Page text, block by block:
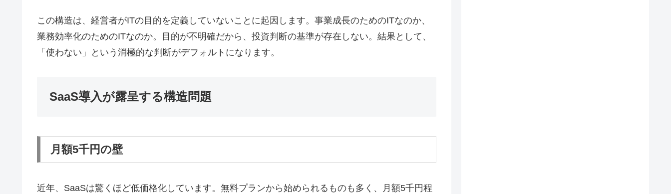
この構造は、経営者がITの目的を定義していないことに起因します。事業成長のためのITなのか、
業務効率化のためのITなのか。目的が不明確だから、投資判断の基準が存在しない。結果として、
「使わない」という消極的な判断がデフォルトになります。
SaaS導入が露呈する構造問題
月額5千円の壁
近年、SaaSは驚くほど低価格化しています。無料プランから始められるものも多く、月額5千円程